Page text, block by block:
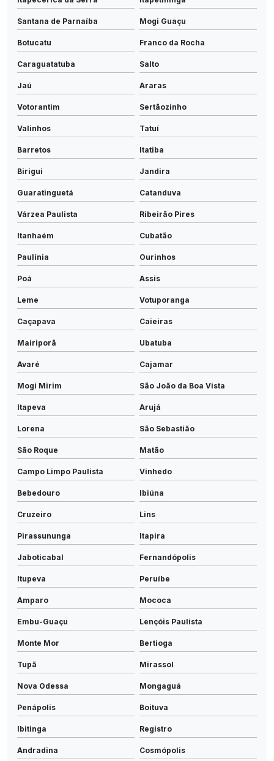
Santana de Parnaíba Mogi Guaçu
Botucatu Franco da Rocha
Caraguatatuba Salto
Jaú Araras
Votorantim Sertãozinho
Valinhos Tatuí
Barretos Itatiba
Birigui Jandira
Guaratinguetá Catanduva
Várzea Paulista Ribeirão Pires
Itanhaém Cubatão
Paulínia Ourinhos
Poá Assis
Leme Votuporanga
Caçapava Caieiras
Mairiporã Ubatuba
Avaré Cajamar
Mogi Mirim São João da Boa Vista
Itapeva Arujá
Lorena São Sebastião
São Roque Matão
Campo Limpo Paulista Vinhedo
Bebedouro Ibiúna
Cruzeiro Lins
Pirassununga Itapira
Jaboticabal Fernandópolis
Itupeva Peruíbe
Amparo Mococa
Embu-Guaçu Lençóis Paulista
Monte Mor Bertioga
Tupã Mirassol
Nova Odessa Mongaguá
Penápolis Boituva
Ibitinga Registro
Andradina Cosmópolis